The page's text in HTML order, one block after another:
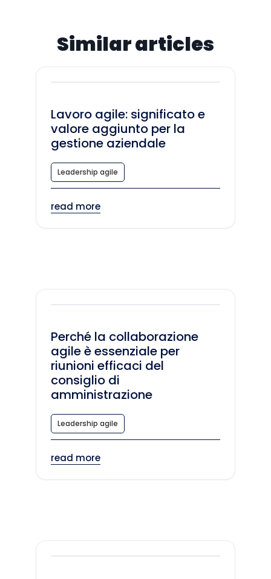
Similar articles
Lavoro agile: significato e
valore aggiunto per la
gestione aziendale
Leadership agile
read more
Perché la collaborazione
agile è essenziale per
riunioni efficaci del
consiglio di
amministrazione
Leadership agile
read more